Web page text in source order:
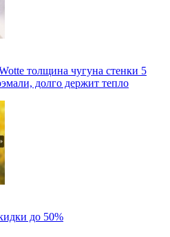
толщина чугуна стенки 5
долго держит тепло
до 50%